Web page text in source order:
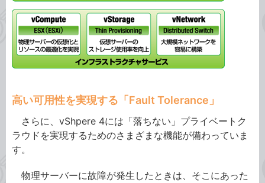
高い可用性を実現する「Fault Tolerance」
さらに、vShpere 4には「落ちない」プライベートク
ラウドを実現するためのさまざまな機能が備わっていま
す。
物理サーバーに故障が発生したときは、そこにあった